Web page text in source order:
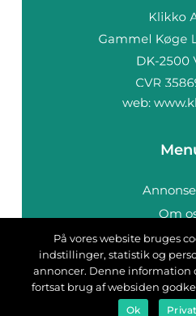
web:
Om
På vores website bruges
indstillinger, statistik og
annoncer. Denne information
fortsat brug af websiden
Ok